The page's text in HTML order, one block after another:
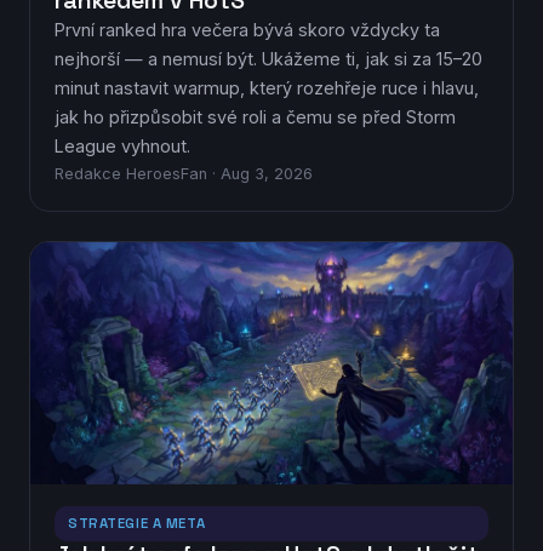
První ranked hra večera bývá skoro vždycky ta
nejhorší — a nemusí být. Ukážeme ti, jak si za 15–20
minut nastavit warmup, který rozehřeje ruce i hlavu,
jak ho přizpůsobit své roli a čemu se před Storm
League vyhnout.
Redakce HeroesFan · Aug 3, 2026
STRATEGIE A META